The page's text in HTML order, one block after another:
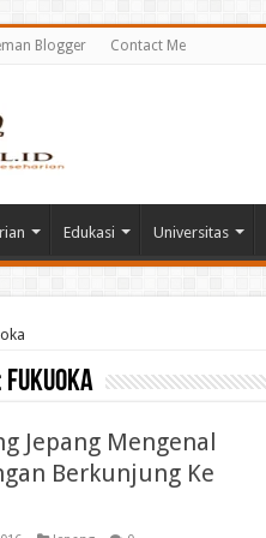
Blogger Contact Me
Edukasi Universitas
fukuoka
Jepang Mengenal
Berkunjung Ke